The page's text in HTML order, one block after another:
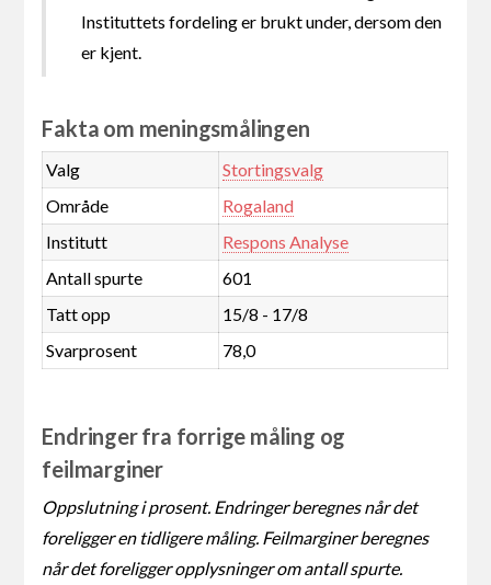
Instituttets fordeling er brukt under, dersom den
er kjent.
Fakta om meningsmålingen
Valg
Stortingsvalg
Område
Rogaland
Institutt
Respons Analyse
Antall spurte
601
Tatt opp
15/8 - 17/8
Svarprosent
78,0
Endringer fra forrige måling og
feilmarginer
Oppslutning i prosent. Endringer beregnes når det
foreligger en tidligere måling. Feilmarginer beregnes
når det foreligger opplysninger om antall spurte.